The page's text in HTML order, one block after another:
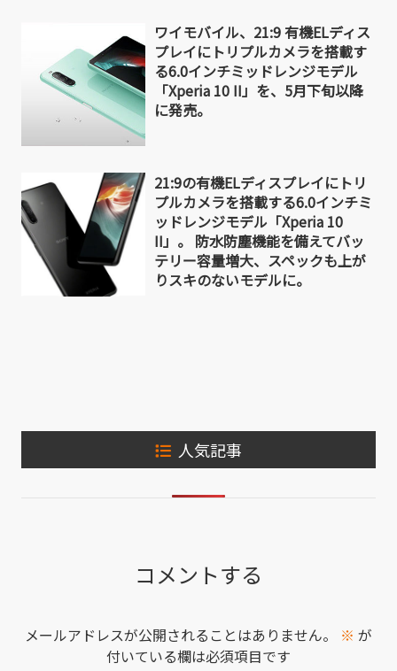
ワイモバイル、21:9 有機ELディス
プレイにトリプルカメラを搭載す
る6.0インチミッドレンジモデル
「Xperia 10 II」を、5月下旬以降
に発売。
21:9の有機ELディスプレイにトリ
プルカメラを搭載する6.0インチミ
ッドレンジモデル「Xperia 10
II」。 防水防塵機能を備えてバッ
テリー容量増大、スペックも上が
りスキのないモデルに。
人気記事
コメントする
メールアドレスが公開されることはありません。 ※ が
付いている欄は必須項目です